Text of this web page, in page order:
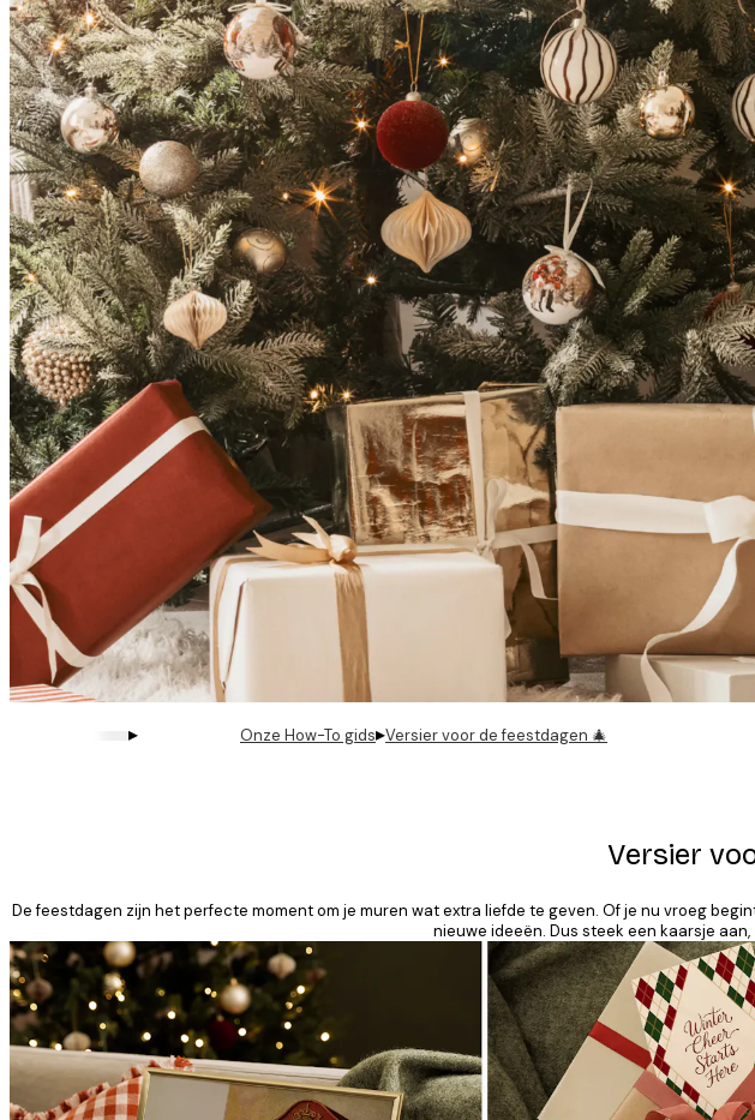
▸ Onze How-To gids▸Versier voor de feestdagen 🎄
Versier
De feestdagen zijn het perfecte moment om je muren wat extra liefde te geven. Of je nu vroeg
nieuwe ideeën. Dus steek een kaarsje